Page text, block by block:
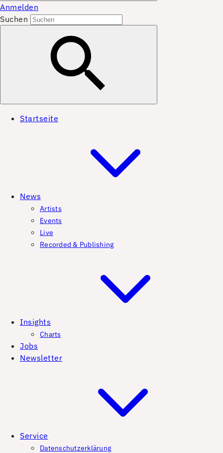
Anmelden
Suchen
Startseite
News
Artists
Events
Live
Recorded & Publishing
Insights
Charts
Jobs
Newsletter
Service
Datenschutzerklärung